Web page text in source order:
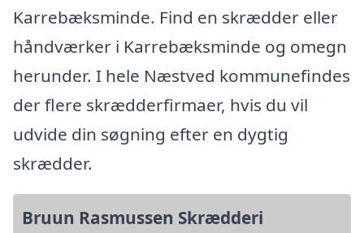
Karrebæksminde. Find en skrædder eller
håndværker i Karrebæksminde og omegn
herunder. I hele Næstved kommunefindes
der flere skrædderfirmaer, hvis du vil
udvide din søgning efter en dygtig
skrædder.
Bruun Rasmussen Skrædderi